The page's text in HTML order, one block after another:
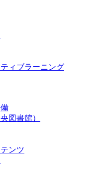
ィブラーニング
図書館）
ンツ